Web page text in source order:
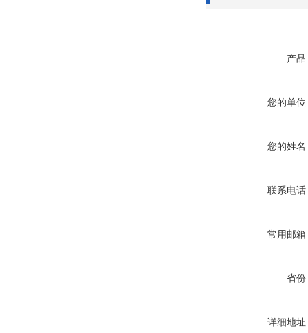
产品
您的单位
您的姓名
联系电话
常用邮箱
省份
详细地址